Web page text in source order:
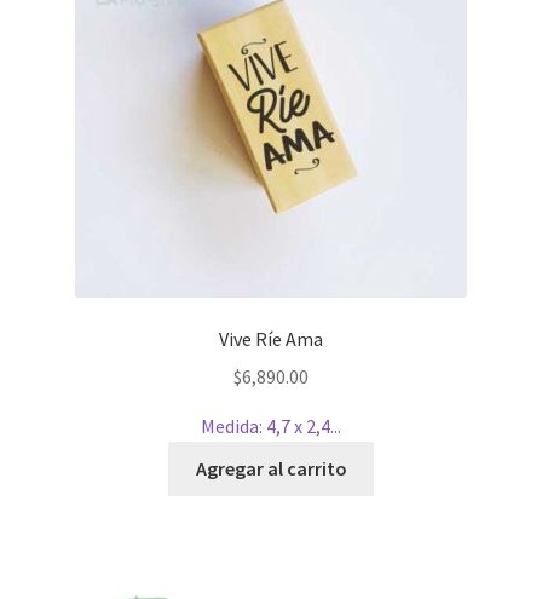
Vive Ríe Ama
$6,890.00
Medida: 4,7 x 2,4...
Agregar al carrito